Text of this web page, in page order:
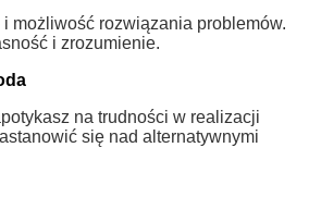
możliwość rozwiązania problemów.
i zrozumienie.
na trudności w realizacji
się nad alternatywnymi